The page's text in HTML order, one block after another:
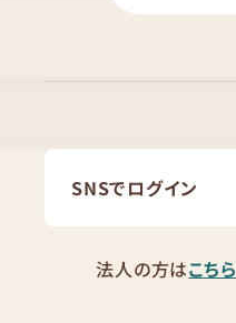
SNSでログイン
法人の方はこちら